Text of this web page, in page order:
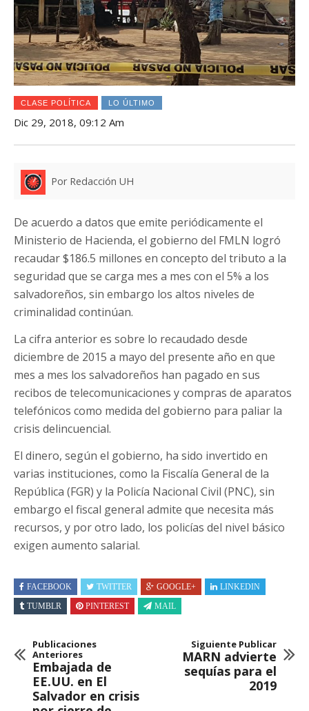
CLASE POLÍTICA LO ÚLTIMO
Dic 29, 2018, 09:12 Am
Por Redacción UH
De acuerdo a datos que emite periódicamente el
Ministerio de Hacienda, el gobierno del FMLN logró
recaudar $186.5 millones en concepto del tributo a la
seguridad que se carga mes a mes con el 5% a los
salvadoreños, sin embargo los altos niveles de
criminalidad continúan.
La cifra anterior es sobre lo recaudado desde
diciembre de 2015 a mayo del presente año en que
mes a mes los salvadoreños han pagado en sus
recibos de telecomunicaciones y compras de aparatos
telefónicos como medida del gobierno para paliar la
crisis delincuencial.
El dinero, según el gobierno, ha sido invertido en
varias instituciones, como la Fiscalía General de la
República (FGR) y la Policía Nacional Civil (PNC), sin
embargo el fiscal general admite que necesita más
recursos, y por otro lado, los policías del nivel básico
exigen aumento salarial.
FACEBOOK TWITTER GOOGLE+
LINKEDIN
TUMBLR
PINTEREST MAIL
Publicaciones
Anteriores
Embajada de
EE.UU. en El
Salvador en crisis
Siguiente Publicar
MARN advierte
sequías para el
2019